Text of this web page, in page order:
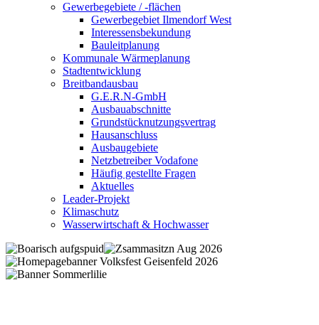
Gewerbegebiete / -flächen
Gewerbegebiet Ilmendorf West
Interessensbekundung
Bauleitplanung
Kommunale Wärmeplanung
Stadtentwicklung
Breitbandausbau
G.E.R.N-GmbH
Ausbauabschnitte
Grundstücknutzungsvertrag
Hausanschluss
Ausbaugebiete
Netzbetreiber Vodafone
Häufig gestellte Fragen
Aktuelles
Leader-Projekt
Klimaschutz
Wasserwirtschaft & Hochwasser